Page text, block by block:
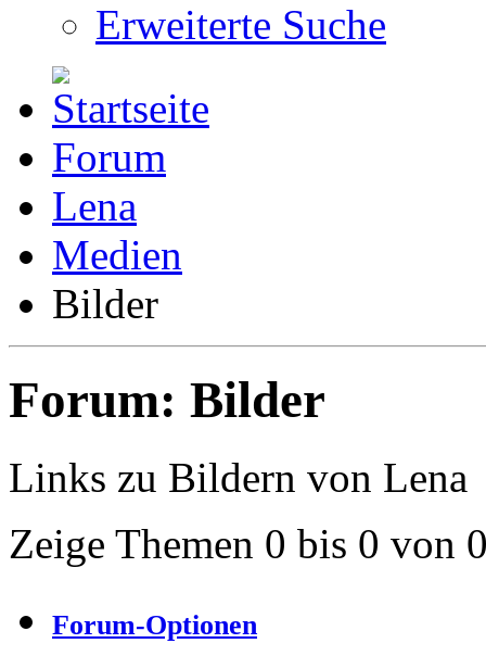
Erweiterte Suche
Forum
Lena
Medien
Bilder
Forum: Bilder
Links zu Bildern von Lena
Zeige Themen 0 bis 0 von
Forum-Optionen